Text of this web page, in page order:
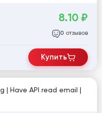
8.10 ₽
0 отзывов
Купить
| Have API read email |